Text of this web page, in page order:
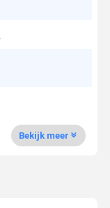
Bekijk meer